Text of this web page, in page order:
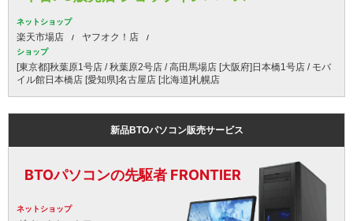
ネットショップ
楽天市場店 ヤフオク！店
ショップ
[東京都]秋葉原1号店 / 秋葉原2号店 / 高田馬場店 [大阪府]日本橋1号店 / モバ
イル館日本橋店 [愛知県]名古屋店 [北海道]札幌店
新品BTOパソコン販売サービス
BTOパソコンの先駆者 FRONTIER
ネットショップ